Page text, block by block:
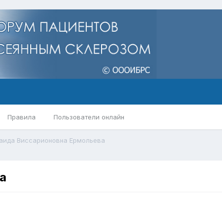
Правила Пользователи онлайн
Виссарионовна Ермольева